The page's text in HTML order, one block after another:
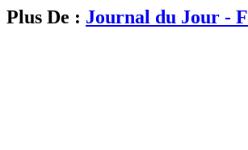
Plus De : Journal du Jour -